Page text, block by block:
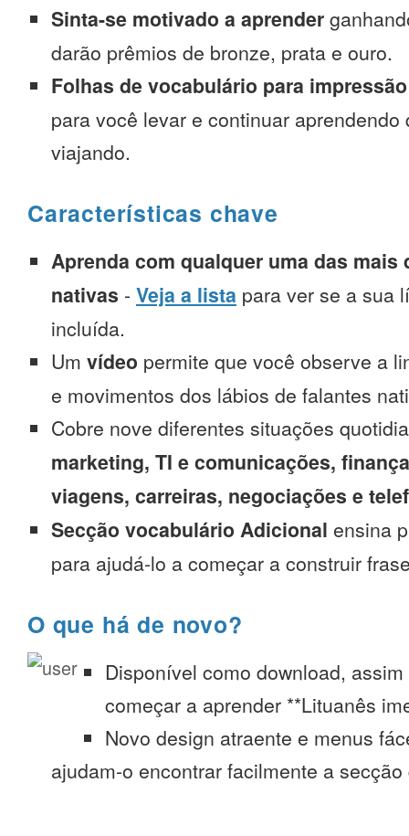
Sinta-se motivado a aprender
darão prêmios de bronze, prata e ouro.
Folhas de vocabulário para impressão
para você levar e continuar aprendendo
viajando.
Características chave
Aprenda com qualquer uma das mais
nativas - Veja a lista para ver se a sua
incluída.
Um vídeo permite que você observe a
e movimentos dos lábios de falantes
Cobre nove diferentes situações
marketing, TI e comunicações,
viagens, carreiras, negociações e
Secção vocabulário Adicional ensina
para ajudá-lo a começar a construir
O que há de novo?
Disponível como download,
começar a aprender **Lituanês
Novo design atraente e menus
ajudam-o encontrar facilmente a